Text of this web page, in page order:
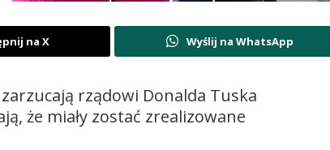
na X Wyślij na WhatsApp
rządowi Donalda Tuska
że miały zostać zrealizowane